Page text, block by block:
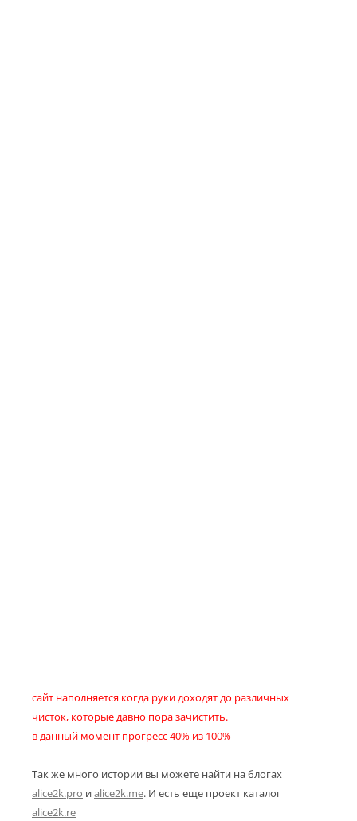
сайт наполняется когда руки доходят до различных
чисток, которые давно пора зачистить.
в данный момент прогресс 40% из 100%
Так же много истории вы можете найти на блогах
alice2k.pro иalice2k.me. И есть еще проект каталог
alice2k.re